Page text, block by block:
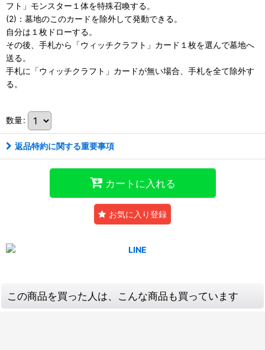
フト」モンスター１体を特殊召喚する。
(2)：墓地のこのカードを除外して発動できる。
自分は１枚ドローする。
その後、手札から「ウィッチクラフト」カード１枚を選んで墓地へ
送る。
手札に「ウィッチクラフト」カードが無い場合、手札を全て除外す
る。
数量:
返品特約に関する重要事項
カートに入れる
お気に入り登録
この商品を買った人は、こんな商品も買っています